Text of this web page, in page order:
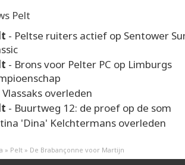
Pelt
- Peltse ruiters actief op Sentower
- Brons voor Pelter PC op Limburgs
Vlassaks overleden
- Buurtweg 12: de proef op de som
'Dina' Kelchtermans overleden
» Pelt » De Brabançonne voor Martijn